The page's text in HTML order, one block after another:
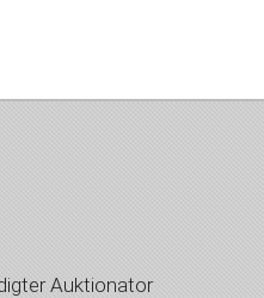
Auktionator